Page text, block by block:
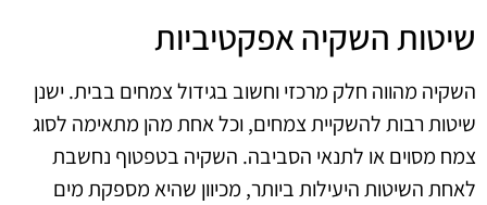
שיטות השקיה אפקטיביות
השקיה מהווה חלק מרכזי וחשוב בגידול צמחים בבית. ישנן
שיטות רבות להשקיית צמחים, וכל אחת מהן מתאימה לסוג
צמח מסוים או לתנאי הסביבה. השקיה בטפטוף נחשבת
לאחת השיטות היעילות ביותר, מכיוון שהיא מספקת מים